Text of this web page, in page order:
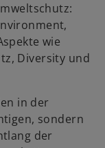
wie
Diversity und
in der
sondern
der